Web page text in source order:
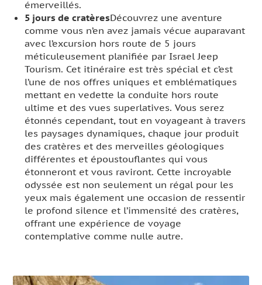
émerveillés.
5 jours de cratèresDécouvrez une aventure
comme vous n’en avez jamais vécue auparavant
avec l’excursion hors route de 5 jours
méticuleusement planifiée par Israel Jeep
Tourism. Cet itinéraire est très spécial et c’est
l’une de nos offres uniques et emblématiques
mettant en vedette la conduite hors route
ultime et des vues superlatives. Vous serez
étonnés cependant, tout en voyageant à travers
les paysages dynamiques, chaque jour produit
des cratères et des merveilles géologiques
différentes et époustouflantes qui vous
étonneront et vous raviront. Cette incroyable
odyssée est non seulement un régal pour les
yeux mais également une occasion de ressentir
le profond silence et l’immensité des cratères,
offrant une expérience de voyage
contemplative comme nulle autre.